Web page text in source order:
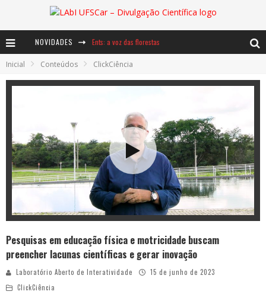
NOVIDADES Ents: a voz das florestas
Notáveis: Bertha Lutz
Baú de Histórias - A jamais imaginada aventura com os moinhos de vento
Inicial Conteúdos ClickCiência
Pesquisas em educação física e motricidade buscam
preencher lacunas científicas e gerar inovação
Laboratório Aberto de Interatividade
15 de junho de 2023
ClickCiência